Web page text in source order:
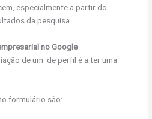
especialmente a partir do
da pesquisa.
no Google
de um de perfil é a ter uma
formulário são: